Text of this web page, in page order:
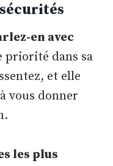
en avec
priorité dans sa
et elle
vous donner
les plus